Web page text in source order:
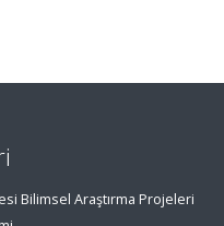
Bilimsel Araştırma Projeleri